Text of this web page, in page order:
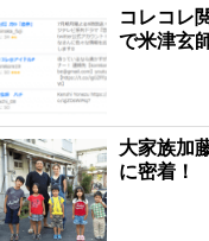
コレコレ
で米津玄
大家族加
に密着！